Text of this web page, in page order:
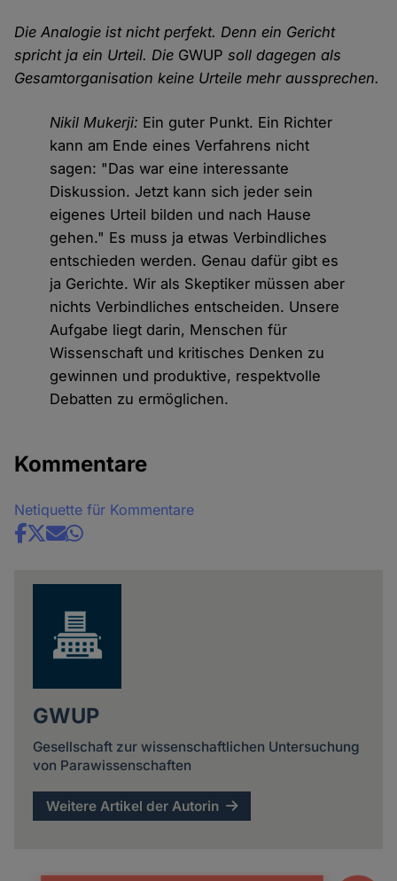
Die Analogie ist nicht perfekt. Denn ein Gericht
spricht ja ein Urteil. Die GWUP soll dagegen als
Gesamtorganisation keine Urteile mehr aussprechen.
Nikil Mukerji: Ein guter Punkt. Ein Richter
kann am Ende eines Verfahrens nicht
sagen: "Das war eine interessante
Diskussion. Jetzt kann sich jeder sein
eigenes Urteil bilden und nach Hause
gehen." Es muss ja etwas Verbindliches
entschieden werden. Genau dafür gibt es
ja Gerichte. Wir als Skeptiker müssen aber
nichts Verbindliches entscheiden. Unsere
Aufgabe liegt darin, Menschen für
Wissenschaft und kritisches Denken zu
gewinnen und produktive, respektvolle
Debatten zu ermöglichen.
Kommentare
Netiquette für Kommentare
Share
GWUP
Gesellschaft zur wissenschaftlichen Untersuchung
von Parawissenschaften
Weitere Artikel der Autorin